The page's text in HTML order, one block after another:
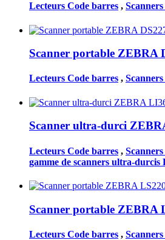
Lecteurs Code barres ,
Scanner portable ZEBRA
Lecteurs Code barres ,
Scanner ultra-durci
Lecteurs Code barres ,
gamme de scanners ultra-durcis
Scanner portable ZEBRA
Lecteurs Code barres ,